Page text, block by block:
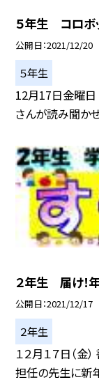
５年生 コロボ
公開日 2021/12/20
５年生
12月17日金曜日
さんが読み聞か
２年生 届け！
公開日 2021/12/17
２年生
１２月１７日（金
担任の先生に新